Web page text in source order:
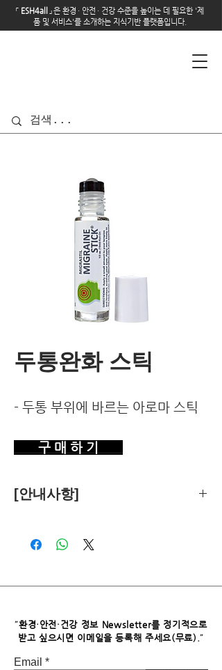
「 ESH4all 」은 환경 · 안전 · 건강 수준을 높이는 데 필요한 '제
품 및 서비스'를 소개하는 지식기반 플랫폼입니다.
두통완화 스틱
- 두통 부위에 바르는 아로마 스틱
구 매 하 기
[안내사항]
객관적 기준에 따라 독립적으로 수행합
파트너스로부터 소정의 수수료를 받습
없습니다.
"환경·안전·건강 정보 Newsletter를 정기적으로
받고 싶으시면​ 이메일을 등록해 주세요(무료)."
Email